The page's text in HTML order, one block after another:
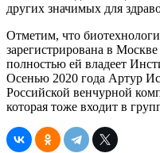
других значимых для
Отметим, что
зарегистрирована в
полностью ей владеет
Осенью 2020 года Артур
Российской венчурной
которая тоже входит в